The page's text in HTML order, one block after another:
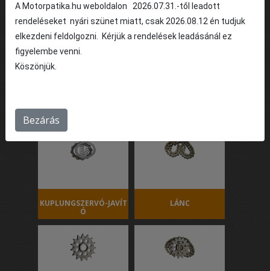
KORMÁNYCSAPÁGY KUPLUNG
KUPLUNGKAR
KUPLUNGSZERVÓ-JAVÍT
Ó
LÁNC
A Motorpatika.hu weboldalon 2026.07.31.-től leadott
rendeléseket nyári szünet miatt, csak 2026.08.12 én tudjuk
elkezdeni feldolgozni. Kérjük a rendelések leadásánál ez
figyelembe venni.
Köszönjük.
Bezárás